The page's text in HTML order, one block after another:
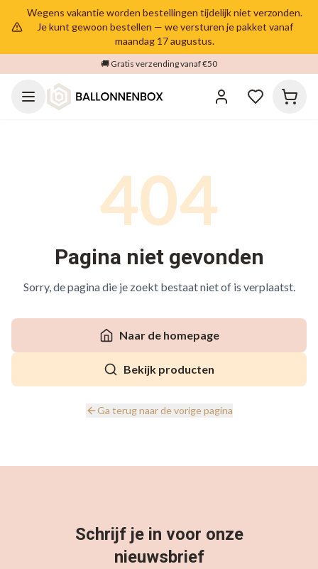
Wegens vakantie worden bestellingen tijdelijk niet verzonden.
Je kunt gewoon bestellen — we versturen je pakket vanaf
maandag 17 augustus.
🚚 Gratis verzending vanaf €50
404
Pagina niet gevonden
Sorry, de pagina die je zoekt bestaat niet of is verplaatst.
Naar de homepage
Bekijk producten
Ga terug naar de vorige pagina
Schrijf je in voor onze
nieuwsbrief